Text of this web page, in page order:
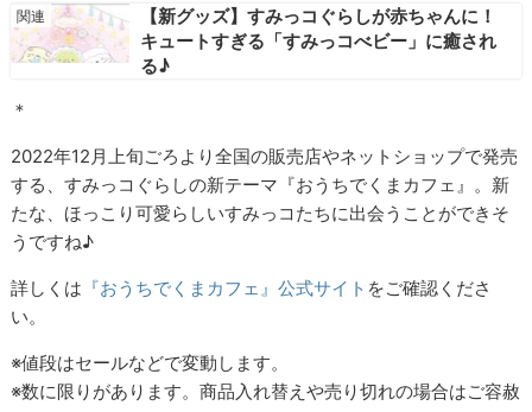
【新グッズ】すみっコぐらしが赤ちゃんに！
キュートすぎる「すみっコべビー」に癒され
る♪
＊
2022年12月上旬ごろより全国の販売店やネットショップで発売
する、すみっコぐらしの新テーマ『おうちでくまカフェ』。新
たな、ほっこり可愛らしいすみっコたちに出会うことができそ
うですね♪
詳しくは 『おうちでくまカフェ』公式サイト をご確認くださ
い。
※値段はセールなどで変動します。
※数に限りがあります。商品入れ替えや売り切れの場合はご容赦